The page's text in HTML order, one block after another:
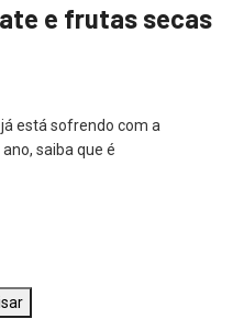
e frutas secas
está sofrendo com a
saiba que é